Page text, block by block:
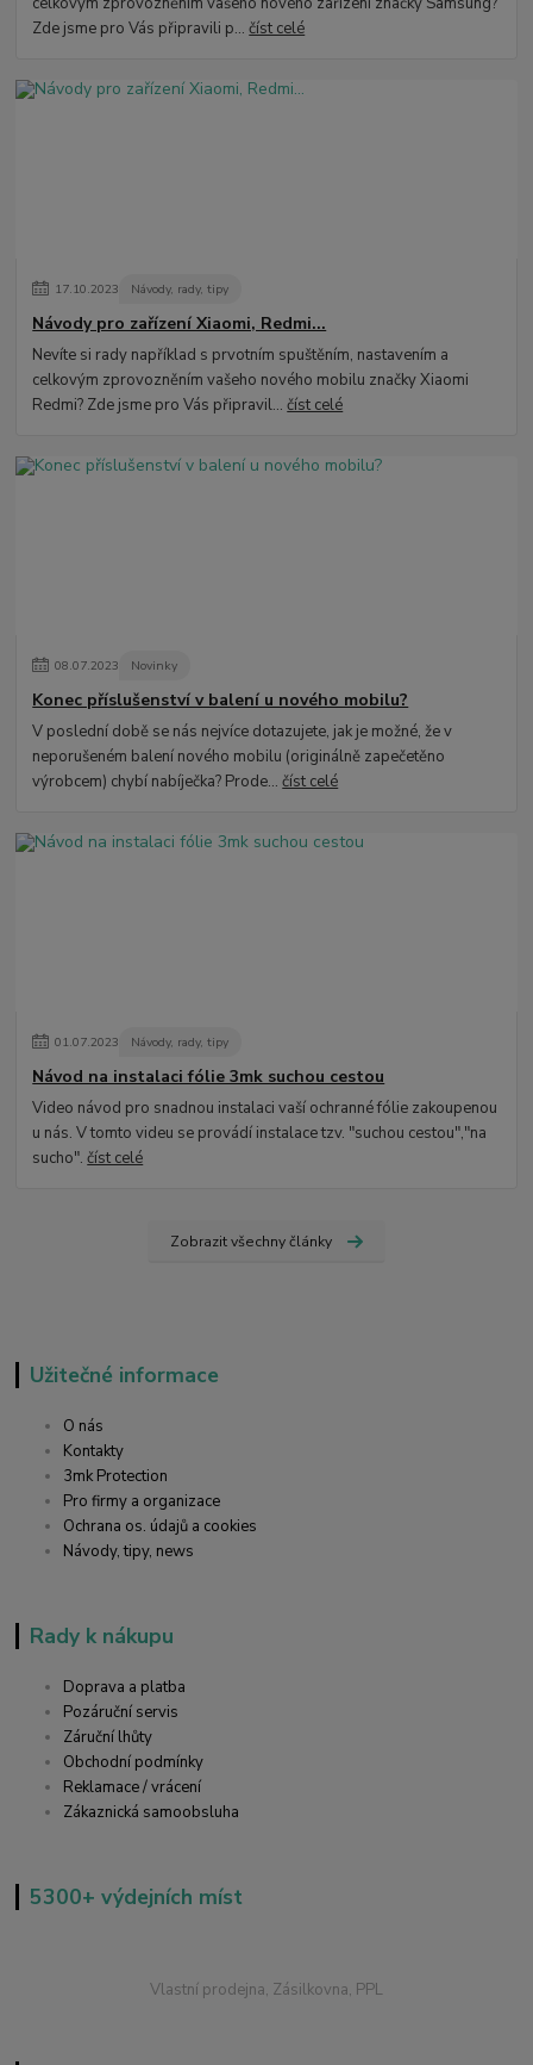
Zde jsme pro Vás připravili p...číst celé
17.10.2023 Návody, rady, tipy
Návody pro zařízení Xiaomi, Redmi...
Nevíte si rady například s prvotním spuštěním, nastavením a
celkovým zprovozněním vašeho nového mobilu značky Xiaomi
Redmi? Zde jsme pro Vás připravil...číst celé
08.07.2023 Novinky
Konec příslušenství v balení u nového mobilu?
V poslední době se nás nejvíce dotazujete, jak je možné, že v
neporušeném balení nového mobilu (originálně zapečetěno
výrobcem) chybí nabíječka? Prode...číst celé
01.07.2023 Návody, rady, tipy
Návod na instalaci fólie 3mk suchou cestou
Video návod pro snadnou instalaci vaší ochranné fólie zakoupenou
u nás. V tomto videu se provádí instalace tzv. "suchou cestou","na
sucho".číst celé
Zobrazit všechny články
Užitečné informace
O nás
Kontakty
3mk Protection
Pro firmy a organizace
Ochrana os. údajů a cookies
Návody, tipy, news
Rady k nákupu
Doprava a platba
Pozáruční servis
Záruční lhůty
Obchodní podmínky
Reklamace / vrácení
Zákaznická samoobsluha
5300+ výdejních míst
Vlastní prodejna, Zásilkovna, PPL